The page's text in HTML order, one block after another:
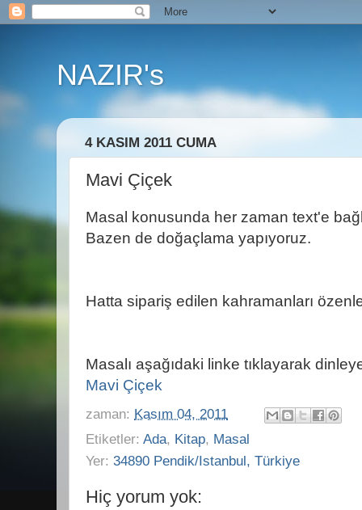
NAZIR's
4 KASIM 2011 CUMA
Mavi Çiçek
Masal konusunda her zaman text'e
Bazen de doğaçlama yapıyoruz.
Hatta sipariş edilen kahramanları
Masalı aşağıdaki linke tıklayarak
Mavi Çiçek
zaman: Kasım 04, 2011
Etiketler: Ada, Kitap, Masal
Yer: 34890 Pendik/Istanbul, Türkiye
Hiç yorum yok: